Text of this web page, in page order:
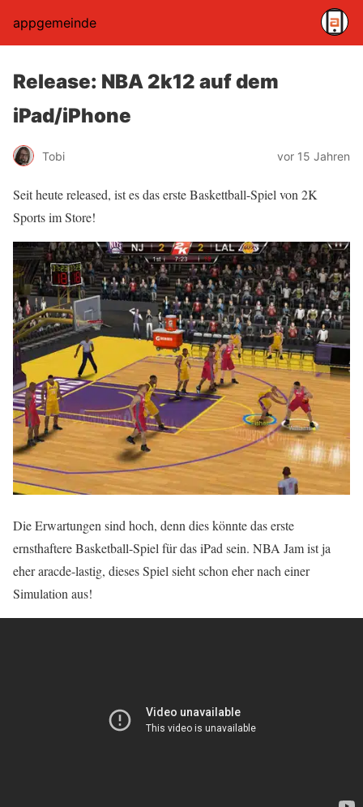
appgemeinde
Release: NBA 2k12 auf dem
iPad/iPhone
Tobi vor 15 Jahren
Seit heute released, ist es das erste Baskettball-Spiel von 2K
Sports im Store!
Die Erwartungen sind hoch, denn dies könnte das erste
ernsthaftere Basketball-Spiel für das iPad sein. NBA Jam ist ja
eher aracde-lastig, dieses Spiel sieht schon eher nach einer
Simulation aus!